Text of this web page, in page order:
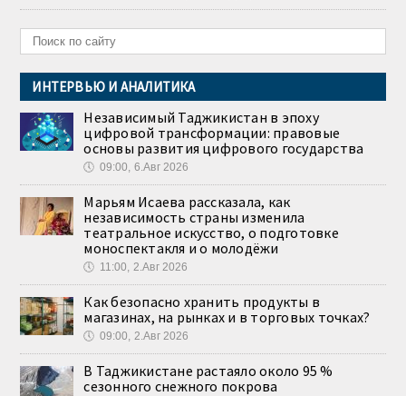
ИНТЕРВЬЮ И АНАЛИТИКА
Независимый Таджикистан в эпоху
цифровой трансформации: правовые
основы развития цифрового государства
🕔 09:00, 6.Авг 2026
Марьям Исаева рассказала, как
независимость страны изменила
театральное искусство, о подготовке
моноспектакля и о молодёжи
🕔 11:00, 2.Авг 2026
Как безопасно хранить продукты в
магазинах, на рынках и в торговых точках?
🕔 09:00, 2.Авг 2026
В Таджикистане растаяло около 95 %
сезонного снежного покрова